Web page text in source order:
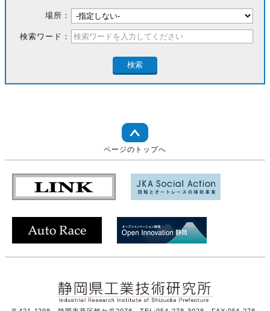
場所：
検索ワード：
ページのトップへ